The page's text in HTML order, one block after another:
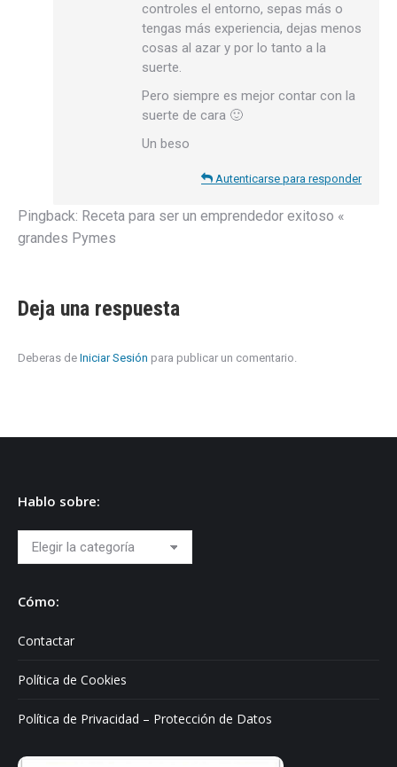
controles el entorno, sepas más o
tengas más experiencia, dejas menos
cosas al azar y por lo tanto a la
suerte.
Pero siempre es mejor contar con la
suerte de cara 🙂
Un beso
Autenticarse para responder
Pingback: Receta para ser un emprendedor exitoso «
grandes Pymes
Deja una respuesta
Deberas de Iniciar Sesión para publicar un comentario.
Hablo sobre:
Hablo
sobre:
Cómo:
Contactar
Política de Cookies
Política de Privacidad – Protección de Datos